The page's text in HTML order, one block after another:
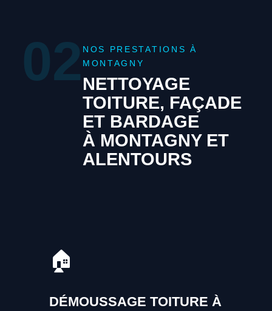
02 NOS PRESTATIONS À
MONTAGNY
NETTOYAGE
TOITURE, FAÇADE
ET BARDAGE
À MONTAGNY ET
ALENTOURS
🏠
DÉMOUSSAGE TOITURE À